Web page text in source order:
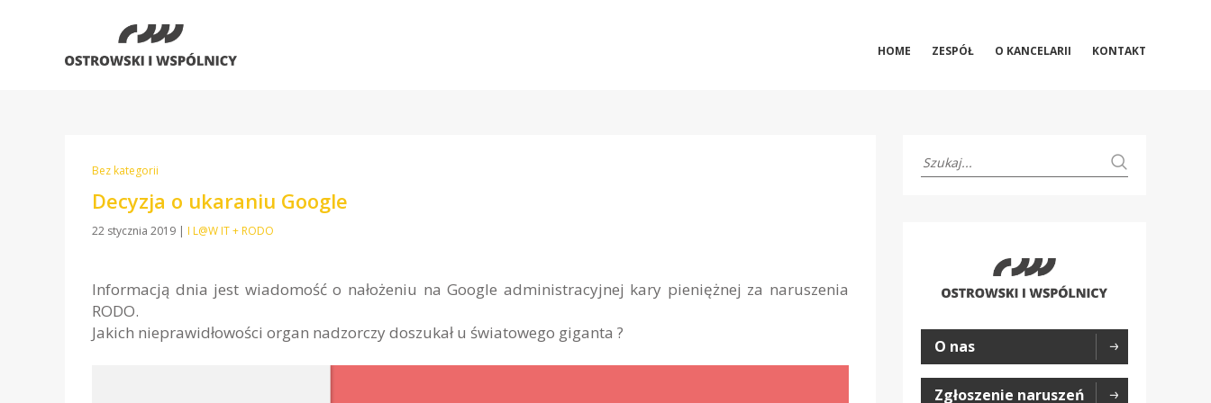
HOME ZESPÓŁ O KANCELARII KONTAKT
Bez kategorii
Decyzja o ukaraniu Google
22 stycznia 2019 | I L@W IT + RODO
Informacją dnia jest wiadomość o nałożeniu na Google administracyjnej kary pieniężnej za naruszenia
RODO.
Jakich nieprawidłowości organ nadzorczy doszukał u światowego giganta ?
O nas
Zgłoszenie naruszeń